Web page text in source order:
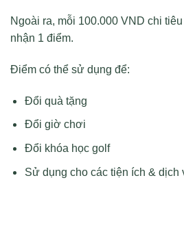
Ngoài ra, mỗi 100.000 VND chi
nhận 1 điểm.
Điểm có thể sử dụng để:
Đổi quà tặng
Đổi giờ chơi
Đổi khóa học golf
Sử dụng cho các tiện ích & dịch